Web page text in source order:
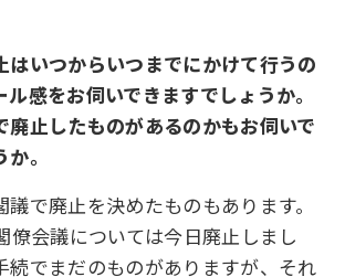
はいつからいつまでにかけて行うの
感をお伺いできますでしょうか。
廃止したものがあるのかもお伺いで
。
議で廃止を決めたものもあります。
僚会議については今日廃止しまし
続でまだのものがありますが、それ